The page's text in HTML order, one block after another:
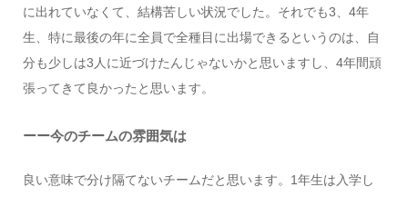
に出れていなくて、結構苦しい状況でした。それでも3、4年
生、特に最後の年に全員で全種目に出場できるというのは、自
分も少しは3人に近づけたんじゃないかと思いますし、4年間頑
張ってきて良かったと思います。
ーー今のチームの雰囲気は
良い意味で分け隔てないチームだと思います。1年生は入学し